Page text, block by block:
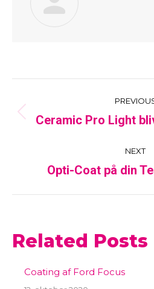
navigation
Ceramic Pro Light
NEXT
Opti-Coat på din
Related Posts
Coating af Ford Focus